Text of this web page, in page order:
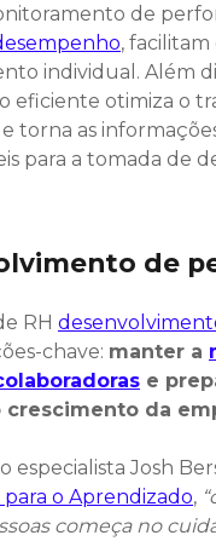
de
, facilitam
individual. Além
eficiente otimiza o
torna as
para a tomada de
de
RH
chave: manter a
e
crescimento da
especialista Josh
o Aprendizado,
começa no